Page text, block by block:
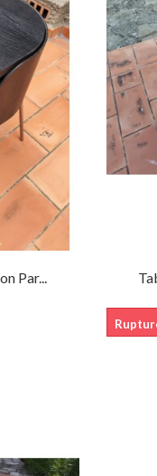
Par...